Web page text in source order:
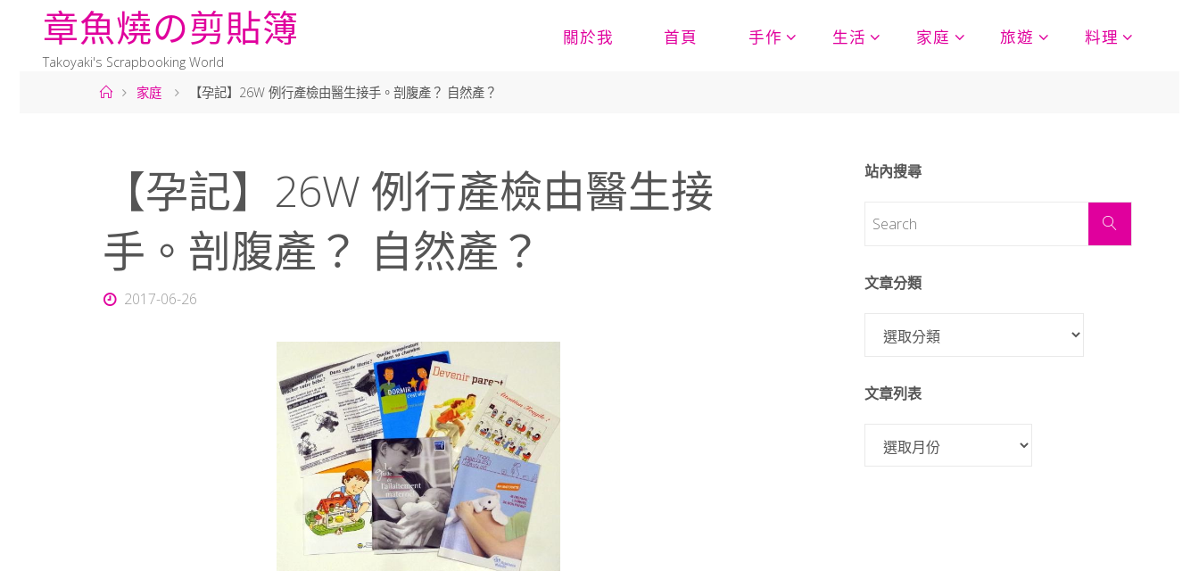
章魚燒の剪貼簿
Takoyaki's Scrapbooking World
關於我 首頁 手作 生活 家庭 旅遊 料理
家庭 【孕記】26W 例行產檢由醫生接手。剖腹產？ 自然產？
【孕記】26W 例行產檢由醫生接
手。剖腹產？ 自然產？
2017-06-26
站內搜尋
文章分類
文章列表